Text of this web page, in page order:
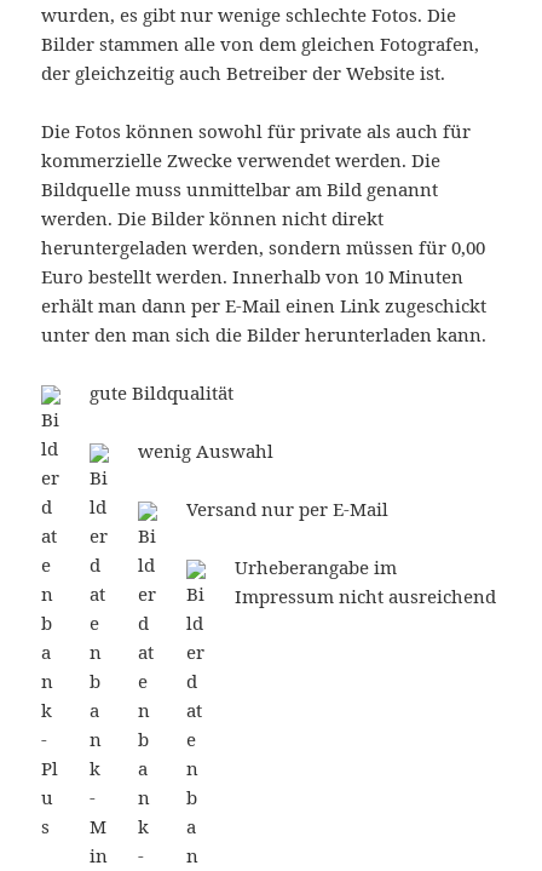
wurden, es gibt nur wenige schlechte Fotos. Die
Bilder stammen alle von dem gleichen Fotografen,
der gleichzeitig auch Betreiber der Website ist.
Die Fotos können sowohl für private als auch für
kommerzielle Zwecke verwendet werden. Die
Bildquelle muss unmittelbar am Bild genannt
werden. Die Bilder können nicht direkt
heruntergeladen werden, sondern müssen für 0,00
Euro bestellt werden. Innerhalb von 10 Minuten
erhält man dann per E-Mail einen Link zugeschickt
unter den man sich die Bilder herunterladen kann.
gute Bildqualität
wenig Auswahl
Versand nur per E-Mail
Urheberangabe im
Impressum nicht ausreichend